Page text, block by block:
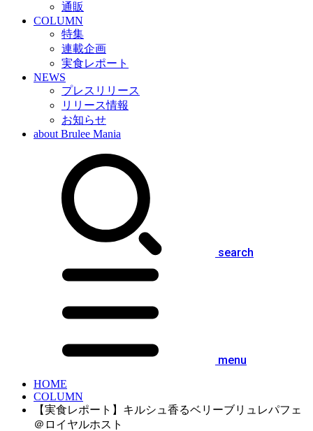
通販
COLUMN
特集
連載企画
実食レポート
NEWS
プレスリリース
リリース情報
お知らせ
about Brulee Mania
search
menu
HOME
COLUMN
【実食レポート】キルシュ香るベリーブリュレパフェ
＠ロイヤルホスト